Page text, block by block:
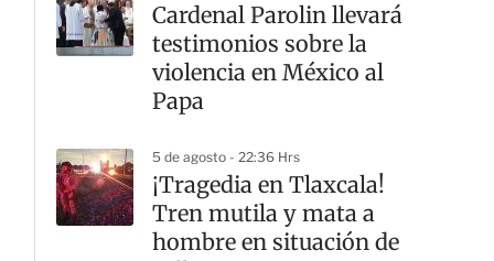
Cardenal Parolin llevará
testimonios sobre la
violencia en México al
Papa
5 de agosto - 22:36 Hrs
¡Tragedia en Tlaxcala!
Tren mutila y mata a
hombre en situación de